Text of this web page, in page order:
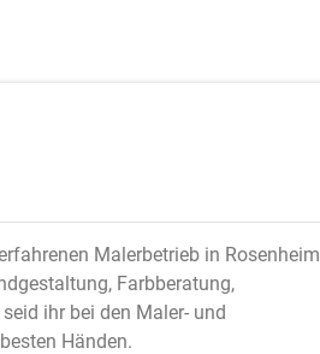
Malerbetrieb in Rosenheim
Farbberatung,
ihr bei den Maler- und
Händen.